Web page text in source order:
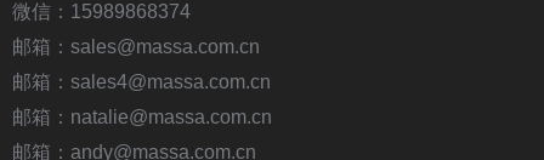
微信：15989868374
邮箱：sales@massa.com.cn
邮箱：sales4@massa.com.cn
邮箱：natalie@massa.com.cn
邮箱：andy@massa.com.cn